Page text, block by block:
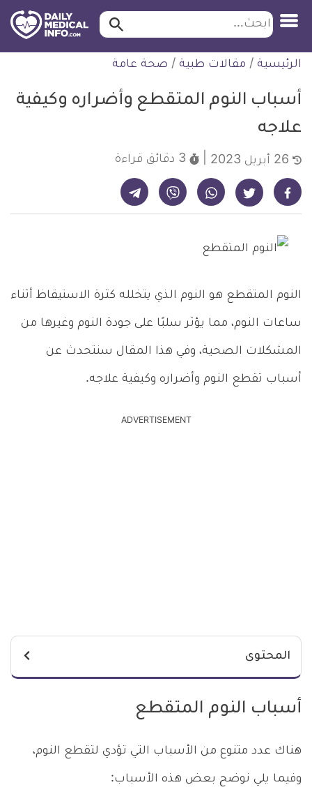
التخطي
للمحتوى
ابحث ابحث…
الرئيسية / مقالات طبية / صحة عامة
أسباب النوم المتقطع وأضراره وكيفية
علاجه
3 دقائق قراءة
شارك على فيسبوك - ديلي ميديكال انفو شارك على تويتر - ديلي ميديكال انفو شارك على واتساب - ديلي ميديكال انفو شارك على فايبر - ديلي ميديكال انفو شارك على تيليجرام - ديلي ميديكال انفو
النوم المتقطع هو النوم الذي يتخلله كثرة الاستيقاظ أثناء
ساعات النوم، مما يؤثر سلبًا على جودة النوم وغيرها من
المشكلات الصحية، وفي هذا المقال سنتحدث عن
أسباب تقطع النوم وأضراره وكيفية علاجه.
ADVERTISEMENT
المحتوى
أسباب النوم المتقطع
هناك عدد متنوع من الأسباب التي تؤدي لتقطع النوم،
وفيما يلي نوضح بعض هذه الأسباب: